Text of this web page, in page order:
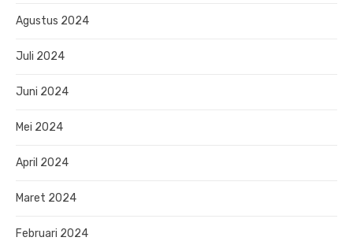
Agustus 2024
Juli 2024
Juni 2024
Mei 2024
April 2024
Maret 2024
Februari 2024